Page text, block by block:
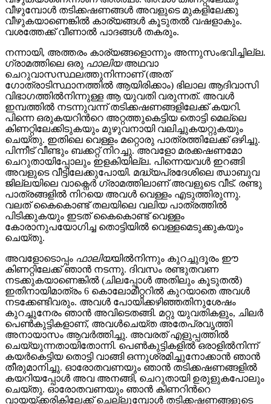
വീഴുമ്പോള്‍ തടിക്കഷണങ്ങള്‍ അവളുടെ മുകളിലേക്കു
വീഴുകയാണെങ്കില്‍ കാര്യങ്ങള്‍ കൂടുതല്‍ വഷളാകും.
വശത്തേക്ക് വീണാല്‍ പാദങ്ങള്‍ തകരും.
നന്നായി, അത്തരം കാര്യങ്ങളൊന്നും അന്നുസംഭവിച്ചില്ല.
ഗ്രാമത്തിലെ ഒരു ഫാലിയഅഥവാ
ചെറുവാസസ്ഥലത്തുനിന്നാണ് (അത്
ഗോത്രാടിസ്ഥാനത്തില്‍ ആയിരിക്കാം) ഭിലാല ആദിവാസി
വിഭാഗത്തില്‍നിന്നുള്ള ആ യുവതി വരുന്നത്. അവള്‍
ഇമ്പത്തില്‍ നടന്നുവന്ന് തടിക്കഷണങ്ങളിലേക്ക് കയറി.
പിന്നെ ഒരുകയറിന്‍റെ അറ്റത്തുകെട്ടിയ തൊട്ടി മെല്ലെ
കിണറ്റിലേക്കിടുകയും മുഴുവനായി വലിച്ചുകയറ്റുകയും
ചെയ്തു. ഇതിലെ വെള്ളം മറ്റൊരു പാത്രത്തിലേക്ക് ഒഴിച്ചു.
പിന്നീട് വീണ്ടും ബക്കറ്റ് നിറച്ചു. അവളോ മരക്കഷണമോ
ചെറുതായിപ്പോലും ഇളകിയില്ല. പിന്നെയവള്‍ ഇറങ്ങി
അവളുടെ വീട്ടിലേക്കുപോയി. മദ്ധ്യപ്രദേശിലെ ഝാബുവ
ജില്ലയിലെ വാക്നെര്‍ ഗ്രാമത്തിലാണ് അവളുടെ വീട്. രണ്ടു
പാത്രങ്ങളില്‍ നിറയെ അവള്‍ വെള്ളം എടുത്തിരുന്നു.
വലത് കൈകൊണ്ട് തലയിലെ വലിയ പാത്രത്തില്‍
പിടിക്കുകയും ഇടത് കൈകൊണ്ട് വെള്ളം
കോരാനുപയോഗിച്ച തൊട്ടിയില്‍ വെള്ളമെടുക്കുകയും
ചെയ്തു.
അവളോടൊപ്പം ഫാലിയയില്‍നിന്നും കുറച്ചുദൂരം ഈ
കിണറ്റിലേക്ക് ഞാന്‍ നടന്നു. ദിവസം രണ്ടുതവണ
നടക്കുകയാണെങ്കില്‍ (ചിലപ്പോള്‍ അതിലും കൂടുതല്‍)
ഇതിനായിമാത്രം 6 കൊലോമീറ്ററില്‍ കുറയാതെ അവള്‍
നടക്കേണ്ടിവരും. അവള്‍ പോയിക്കഴിഞ്ഞതിനുശേഷം
കുറച്ചുനേരം ഞാന്‍ അവിടെതങ്ങി. മറ്റു യുവതികളും, ചിലര്‍
പെണ്‍കുട്ടികളാണ്, അവള്‍ചെയ്ത അതേപ്രവൃത്തി
അനായാസം ആവര്‍ത്തിച്ചു. അവരത് എളുപ്പത്തില്‍
ചെയ്യുന്നതായിതോന്നി. പെണ്‍കുട്ടികളില്‍ ഒരാളില്‍നിന്ന്
കയര്‍കെട്ടിയ തൊട്ടി വാങ്ങി ഒന്നുശ്രമിച്ചുനോക്കാന്‍ ഞാന്‍
തീരുമാനിച്ചു. ഓരോതവണയും ഞാന്‍ തടിക്കഷണങ്ങളില്‍
കയറിയപ്പോള്‍ അവ അനങ്ങി, ചെറുതായി ഉരുളുകപോലും
ചെയ്തു. ഓരോതവണയും ഞാന്‍ കിണറിന്‍റെ
വായയ്ക്കരികിലേക്ക് ചെല്ലുമ്പോള്‍ തടിക്കഷണങ്ങളുടെ